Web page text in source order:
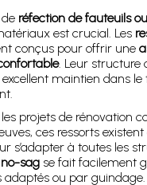
réfection de fauteuils
est crucial. Les
conçus pour offrir une
. Leur structure
maintien dans le
projets de rénovation
ces ressorts
s’adapter à toutes les
sag se fait facilement
adaptés ou par guindage.